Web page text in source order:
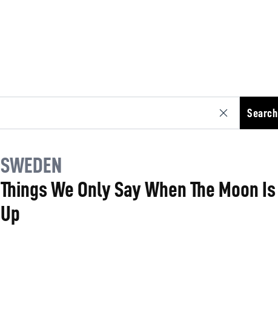
Search
SWEDEN
Things We Only Say When The Moon Is
Up